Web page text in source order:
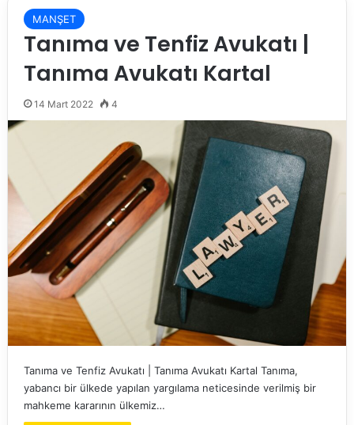
MANŞET
Tanıma ve Tenfiz Avukatı |
Tanıma Avukatı Kartal
14 Mart 2022 4
Tanıma ve Tenfiz Avukatı | Tanıma Avukatı Kartal Tanıma,
yabancı bir ülkede yapılan yargılama neticesinde verilmiş bir
mahkeme kararının ülkemiz…